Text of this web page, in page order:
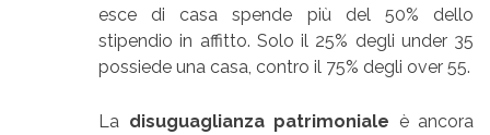
esce di casa spende più del 50% dello
stipendio in affitto. Solo il 25% degli under 35
possiede una casa, contro il 75% degli over 55.
La disuguaglianza patrimoniale è ancora